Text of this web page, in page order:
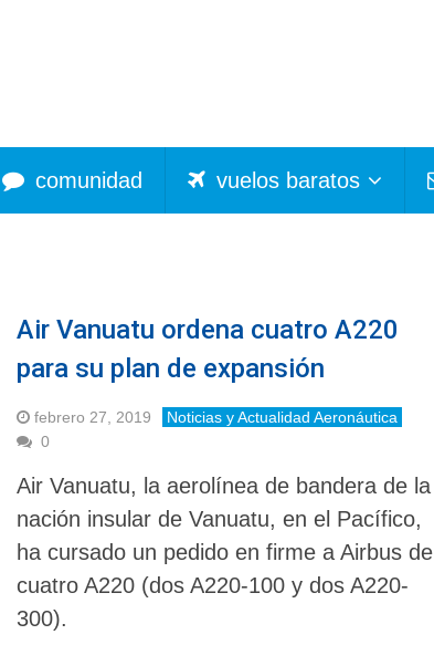
comunidad vuelos baratos
Air Vanuatu ordena cuatro A220
para su plan de expansión
febrero 27, 2019
Noticias y Actualidad Aeronáutica
0
Air Vanuatu, la aerolínea de bandera de la
nación insular de Vanuatu, en el Pacífico,
ha cursado un pedido en firme a Airbus de
cuatro A220 (dos A220-100 y dos A220-
300).